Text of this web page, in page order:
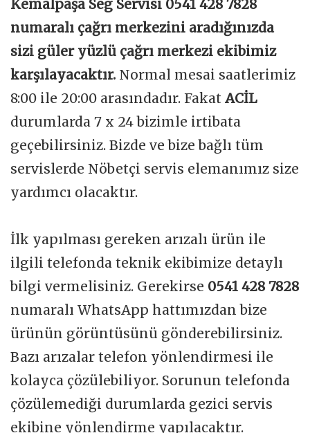
Kemalpaşa Seg Servisi 0541 428 7828
numaralı çağrı merkezini aradığınızda
sizi güler yüzlü çağrı merkezi ekibimiz
karşılayacaktır. Normal mesai saatlerimiz
8:00 ile 20:00 arasındadır. Fakat ACİL
durumlarda 7 x 24 bizimle irtibata
geçebilirsiniz. Bizde ve bize bağlı tüm
servislerde Nöbetçi servis elemanımız size
yardımcı olacaktır.
İlk yapılması gereken arızalı ürün ile
ilgili telefonda teknik ekibimize detaylı
bilgi vermelisiniz. Gerekirse 0541 428 7828
numaralı WhatsApp hattımızdan bize
ürünün görüntüsünü gönderebilirsiniz.
Bazı arızalar telefon yönlendirmesi ile
kolayca çözülebiliyor. Sorunun telefonda
çözülemediği durumlarda gezici servis
ekibine yönlendirme yapılacaktır.